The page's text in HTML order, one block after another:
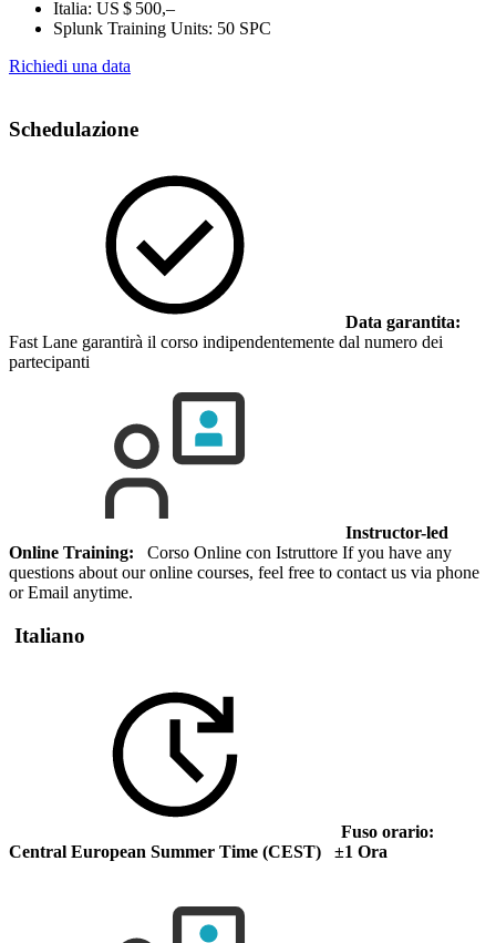
Italia: US $ 500,–
Splunk Training Units: 50 SPC
Richiedi una data
Schedulazione
Data garantita:
Fast Lane garantirà il corso indipendentemente dal numero dei
partecipanti
Instructor-led
Online Training: Corso Online con Istruttore If you have any
questions about our online courses, feel free to contact us via phone
or Email anytime.
Italiano
Fuso orario:
Central European Summer Time (CEST) ±1 Ora